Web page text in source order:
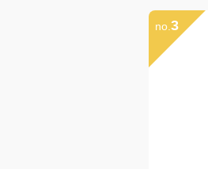
no. 3